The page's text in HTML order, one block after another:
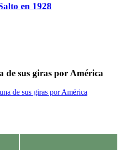
en 1928
de sus giras por América